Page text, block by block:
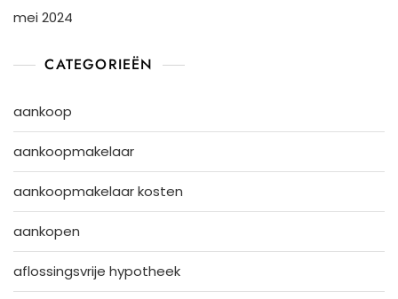
mei 2024
CATEGORIEËN
aankoop
aankoopmakelaar
aankoopmakelaar kosten
aankopen
aflossingsvrije hypotheek